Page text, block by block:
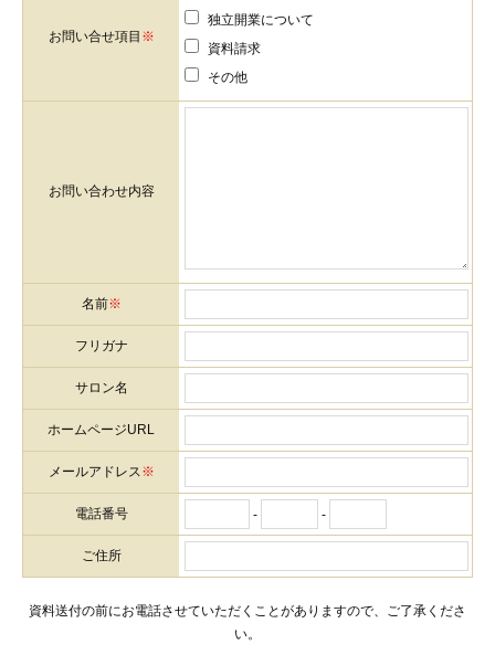
お問い合せ項目 ※
独立開業について
資料請求
その他
お問い合わせ内容
名前※
フリガナ
サロン名
ホームページURL
メールアドレス※
電話番号 - -
ご住所
資料送付の前にお電話させていただくことがありますので、ご了承くださ
い。